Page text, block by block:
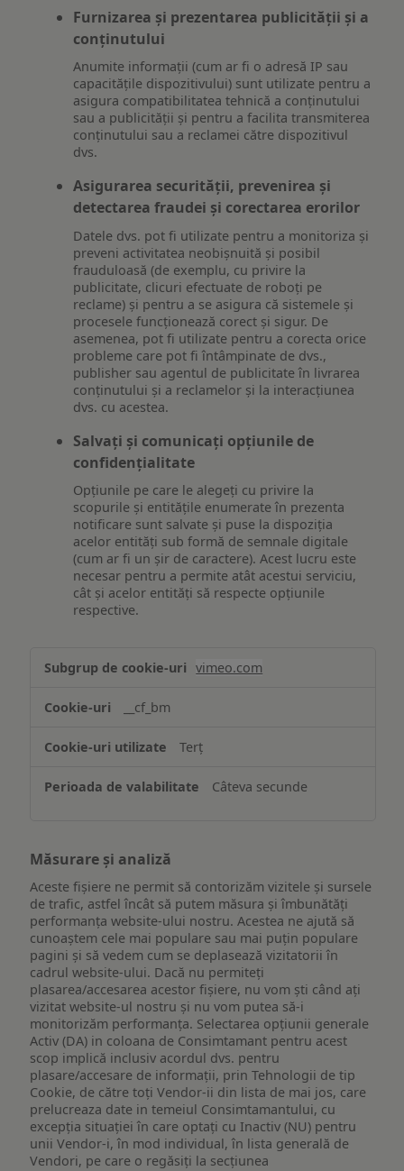
Furnizarea și prezentarea publicității și a
conținutului
Anumite informații (cum ar fi o adresă IP sau
capacitățile dispozitivului) sunt utilizate pentru a
asigura compatibilitatea tehnică a conținutului
sau a publicității și pentru a facilita transmiterea
conținutului sau a reclamei către dispozitivul
dvs.
Asigurarea securității, prevenirea și
detectarea fraudei și corectarea erorilor
Datele dvs. pot fi utilizate pentru a monitoriza și
preveni activitatea neobișnuită și posibil
frauduloasă (de exemplu, cu privire la
publicitate, clicuri efectuate de roboți pe
reclame) și pentru a se asigura că sistemele și
procesele funcționează corect și sigur. De
asemenea, pot fi utilizate pentru a corecta orice
probleme care pot fi întâmpinate de dvs.,
publisher sau agentul de publicitate în livrarea
conținutului și a reclamelor și la interacțiunea
dvs. cu acestea.
Salvați și comunicați opțiunile de
confidențialitate
Opțiunile pe care le alegeți cu privire la
scopurile și entitățile enumerate în prezenta
notificare sunt salvate și puse la dispoziția
acelor entități sub formă de semnale digitale
(cum ar fi un șir de caractere). Acest lucru este
necesar pentru a permite atât acestui serviciu,
cât și acelor entități să respecte opțiunile
respective.
Asigurarea
funcționalităților
website-
ului
vimeo.com
__cf_bm
Terț
Câteva secunde
Măsurare și analiză
Aceste fișiere ne permit să contorizăm vizitele și sursele
de trafic, astfel încât să putem măsura și îmbunătăți
performanța website-ului nostru. Acestea ne ajută să
cunoaștem cele mai populare sau mai puțin populare
pagini și să vedem cum se deplasează vizitatorii în
cadrul website-ului. Dacă nu permiteți
plasarea/accesarea acestor fișiere, nu vom ști când ați
vizitat website-ul nostru și nu vom putea să-i
monitorizăm performanța. Selectarea opțiunii generale
Activ (DA) in coloana de Consimtamant pentru acest
scop implică inclusiv acordul dvs. pentru
plasare/accesare de informații, prin Tehnologii de tip
Cookie, de către toți Vendor-ii din lista de mai jos, care
prelucreaza date in temeiul Consimtamantului, cu
excepția situației în care optați cu Inactiv (NU) pentru
unii Vendor-i, în mod individual, în lista generală de
Vendori, pe care o regăsiți la secțiunea